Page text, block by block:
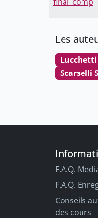
Les
Lucchetti
Scarselli
F.A.Q.
F.A.Q.
Conseils
des cours